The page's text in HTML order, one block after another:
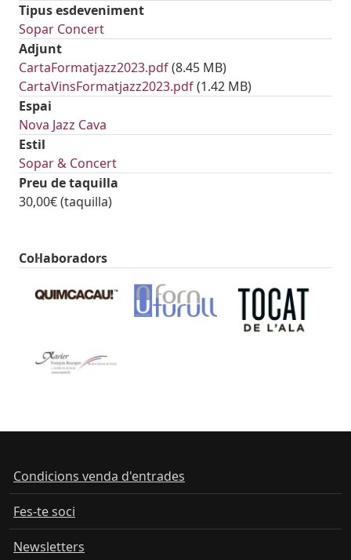
Tipus esdeveniment
Sopar Concert
Adjunt
Document
CartaFormatjazz2023.pdf(8.45 MB)
Document
CartaVinsFormatjazz2023.pdf(1.42 MB)
Espai
Nova Jazz Cava
Estil
Sopar & Concert
Preu de taquilla
30,00€ (taquilla)
Col·laboradors
Condicions venda d'entrades
Fes-te soci
Newsletters